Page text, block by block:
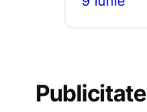
Publicitate